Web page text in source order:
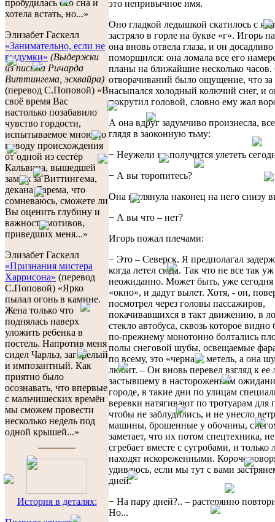
пробудилась ото сна и
хотела встать, но...»
Элизабет Гаскелл
«Занимательно, если не
выдумки» (Выдержки
из письма Ричарда
Виттингема, эсквайра)
(перевод С.Поповой) «В
своё время Вас
настолько позабавило
чувство гордости,
испытываемое мною по
поводу происхождения
от одной из сестёр
Кальвина, вышедшей
замуж за Виттингема,
декана Дарема, что
сомневаюсь, сможете ли
Вы оценить глубину и
важность мотивов,
приведших меня...»
Элизабет Гаскелл
«Признания мистера
Харрисона» (перевод
С.Поповой) «Ярко
пылал огонь в камине.
Жена только что
поднялась наверх
уложить ребенка в
постель. Напротив меня
сидел Чарльз, загорелый
и импозантный. Как
приятно было
осознавать, что впервые
с мальчишеских времён
мы сможем провести
несколько недель под
одной крышей...»
История в деталях:
это непривычное имя.
Оно гладкой ледышкой скатилось с
застряло в горле на букве «г». Игорь
она вновь отвела глаза, и он досадливо
поморщился: она ломала все его
планы на ближайшие несколько часов.
отворачиваний было ощущение, что
насыпался холодный колючий снег, и
покрутил головой, словно ему жал
А она вдруг задумчиво произнесла,
глядя в заоконную тьму:
− Неужели не получится улететь
− А вы торопитесь?
Она взглянула наконец на него снизу
− А вы что – нет?
Игорь пожал плечами:
− Это – Северск. Я предполагал
когда летел сюда. Так что не все так уж
неожиданно. Может быть, уже сегодня
«окно», и дадут вылет. Хотя, - он,
посмотрел через головы пассажиров,
покачивавшихся в такт движению, в
стекло автобуса, сквозь которое
по-прежнему монотонно болтались
полы снеговой шубы, освещаемые
по всему, это «черная» метель, а она
любит. – Он вновь перевел взгляд к ее
застывшему в настороженном
городе, в такие дни по улицам
веревки натягивают по тротуарам для
чтобы не заблудились, и не унесло
машины, брошенные у обочины,
заметает, что их потом спецтехника,
сгребает вместе с сугробами, и только
находят искореженными. Короче
удивлюсь, если мы тут с вами
дней.
− На пару дней?.. – растерянно
Но...